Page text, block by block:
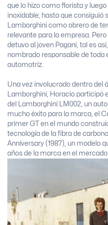
que lo hizo como florista y
inoxidable; hasta que consiguió
Lamborghini como obrero de
relevante para la empresa.
detuvo al joven Pagani, tal es
nombrado responsable de toda
automotriz.
Una vez involucrado dentro del
Lamborghini, Horacio participó
del Lamborghini LM002, un
mucho éxito para la marca, el
primer GT en el mundo
tecnología de la fibra de
Anniversary (1987), un modelo
años de la marca en el mercado